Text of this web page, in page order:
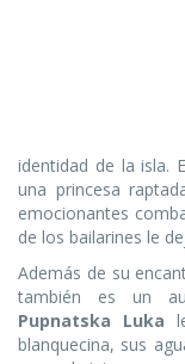
identidad de la isla.
una princesa
emocionantes
de los bailarines le
Además de su
también es un
Pupnatska Luka
blanquecina, sus